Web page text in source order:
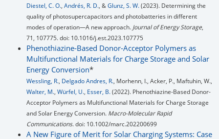
Diestel, C. O., Andrés, R. D., &Glunz, S. W.(2023). Determining the
quality of photosupercapacitors and photobatteries in different
modes of operation—A new approach. Journal of Energy Storage,
71, 107775. doi: 10.1016/j.est.2023.107775
Phenothiazine-Based Donor-Acceptor Polymers as
Multifunctional Materials for Charge Storage and Solar
Energy Conversion*
Wessling, R., Delgado Andres, R., Morhenn, I., Acker, P., Maftuhin, W.,
Walter, M., Würfel, U., Esser, B.(2022). Phenothiazine-Based Donor-
Acceptor Polymers as Multifunctional Materials for Charge Storage
and Solar Energy Conversion. Macro-Molecular Rapid
Communications. doi: 10.1002/marc.202200699
A New Figure of Merit for Solar Charging Systems: Case